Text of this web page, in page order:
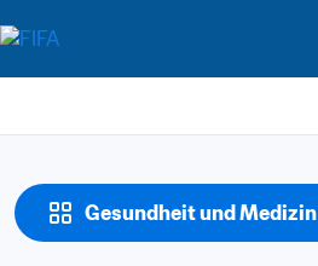
Gesundheit und Medizin